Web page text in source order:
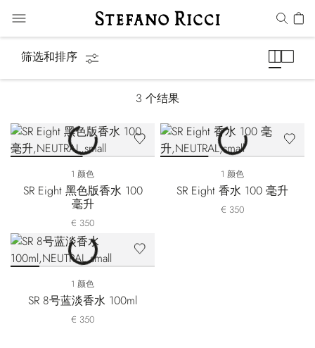
筛选和排序
3 个结果
1 颜色
SR Eight 黑色版香水 100
毫升
€ 350
1 颜色
SR Eight 香水 100 毫升
€ 350
1 颜色
SR 8号蓝淡香水 100ml
€ 350